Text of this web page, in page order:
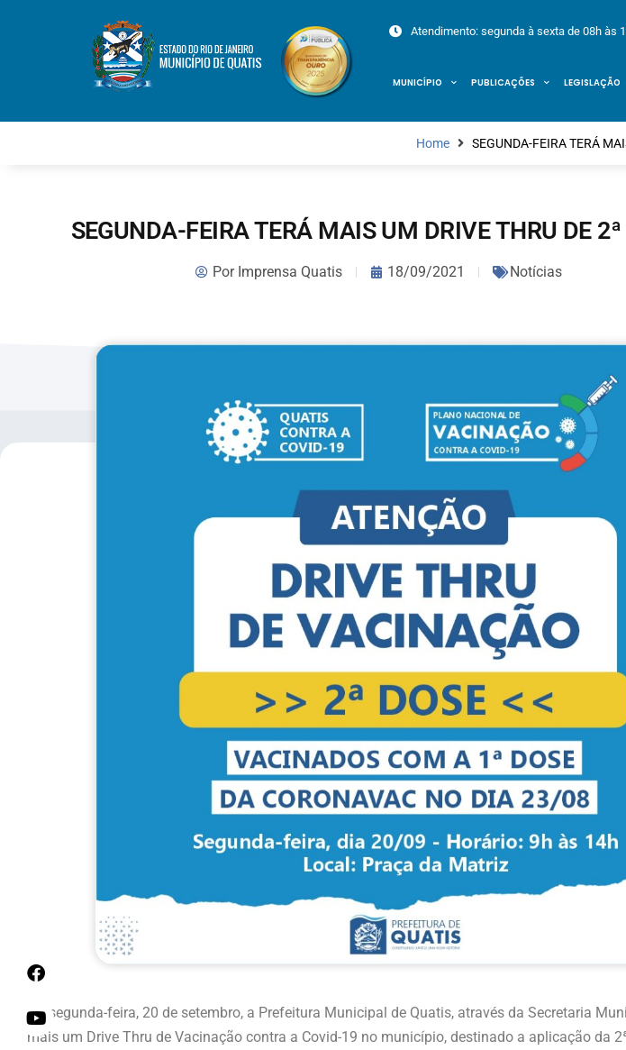
Atendimento: segunda à sexta de 08h às
MUNICÍPIO PUBLICAÇÕES LEGISLAÇÃO
Home SEGUNDA-FEIRA TERÁ
SEGUNDA-FEIRA TERÁ MAIS UM DRIVE THRU DE 2ª
PorImprensa Quatis 18/09/2021 Notícias
Na segunda-feira, 20 de setembro, a Prefeitura Municipal de Quatis, através da Secretaria
mais um Drive Thru de Vacinação contra a Covid-19 no município, destinado a aplicação da